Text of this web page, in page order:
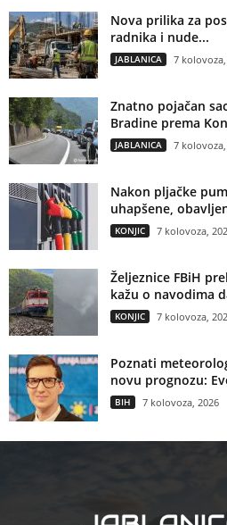
Nova prilika za
radnika i nude...
JABLANICA 7
Znatno pojačan
Bradine prema
JABLANICA 7
Nakon pljačke
uhapšene,
KONJIC 7 kolovoza,
Željeznice FBiH
kažu o navodima
KONJIC 7 kolovoza,
Poznati
novu prognozu:
BIH 7 kolovoza, 2026